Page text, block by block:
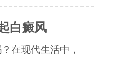
白癜风
在现代生活中，